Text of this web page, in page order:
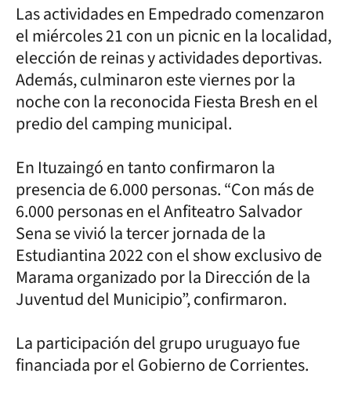
Las actividades en Empedrado comenzaron
el miércoles 21 con un picnic en la localidad,
elección de reinas y actividades deportivas.
Además, culminaron este viernes por la
noche con la reconocida Fiesta Bresh en el
predio del camping municipal.
En Ituzaingó en tanto confirmaron la
presencia de 6.000 personas. “Con más de
6.000 personas en el Anfiteatro Salvador
Sena se vivió la tercer jornada de la
Estudiantina 2022 con el show exclusivo de
Marama organizado por la Dirección de la
Juventud del Municipio”, confirmaron.
La participación del grupo uruguayo fue
financiada por el Gobierno de Corrientes.